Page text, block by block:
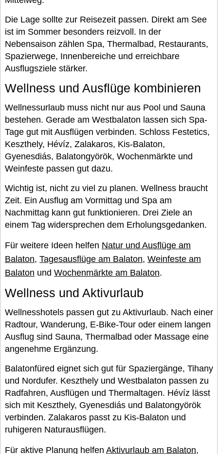
Die Lage sollte zur Reisezeit passen. Direkt am See
ist im Sommer besonders reizvoll. In der
Nebensaison zählen Spa, Thermalbad, Restaurants,
Spazierwege, Innenbereiche und erreichbare
Ausflugsziele stärker.
Wellness und Ausflüge kombinieren
Wellnessurlaub muss nicht nur aus Pool und Sauna
bestehen. Gerade am Westbalaton lassen sich Spa-
Tage gut mit Ausflügen verbinden. Schloss Festetics,
Keszthely, Hévíz, Zalakaros, Kis-Balaton,
Gyenesdiás, Balatongyörök, Wochenmärkte und
Weinfeste passen gut dazu.
Wichtig ist, nicht zu viel zu planen. Wellness braucht
Zeit. Ein Ausflug am Vormittag und Spa am
Nachmittag kann gut funktionieren. Drei Ziele an
einem Tag widersprechen dem Erholungsgedanken.
Für weitere Ideen helfen Natur und Ausflüge am
Balaton, Tagesausflüge am Balaton, Weinfeste am
Balaton und Wochenmärkte am Balaton.
Wellness und Aktivurlaub
Wellnesshotels passen gut zu Aktivurlaub. Nach einer
Radtour, Wanderung, E-Bike-Tour oder einem langen
Ausflug sind Sauna, Thermalbad oder Massage eine
angenehme Ergänzung.
Balatonfüred eignet sich gut für Spaziergänge, Tihany
und Nordufer. Keszthely und Westbalaton passen zu
Radfahren, Ausflügen und Thermaltagen. Hévíz lässt
sich mit Keszthely, Gyenesdiás und Balatongyörök
verbinden. Zalakaros passt zu Kis-Balaton und
ruhigeren Naturausflügen.
Für aktive Planung helfen Aktivurlaub am Balaton,